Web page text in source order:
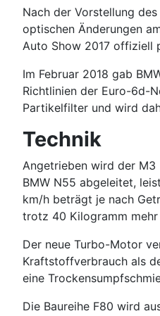
Nach der Vorstellung
optischen Änderungen
Auto Show 2017 offiziell
Im Februar 2018 gab
Richtlinien der Euro-6d-
Partikelfilter und wird
Technik
Angetrieben wird der M3
BMW N55 abgeleitet,
km/h beträgt je nach
trotz 40 Kilogramm mehr
Der neue Turbo-Motor
Kraftstoffverbrauch als
eine
Die Baureihe F80 wird